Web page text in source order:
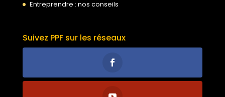
Entreprendre : nos conseils
Suivez PPF sur les réseaux